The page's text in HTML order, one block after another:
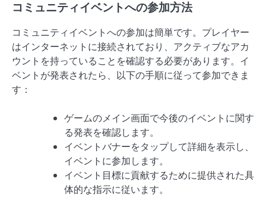
コミュニティイベントへの参加方法
コミュニティイベントへの参加は簡単です。プレイヤー
はインターネットに接続されており、アクティブなアカ
ウントを持っていることを確認する必要があります。イ
ベントが発表されたら、以下の手順に従って参加できま
す：
ゲームのメイン画面で今後のイベントに関す
る発表を確認します。
イベントバナーをタップして詳細を表示し、
イベントに参加します。
イベント目標に貢献するために提供された具
体的な指示に従います。